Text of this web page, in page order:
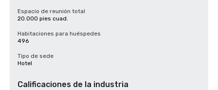
Espacio de reunión total
20.000 pies cuad.
Habitaciones para huéspedes
496
Tipo de sede
Hotel
Calificaciones de la industria